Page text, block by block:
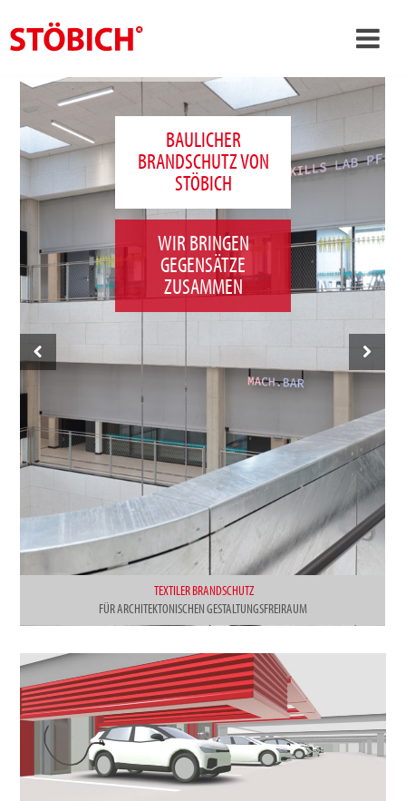
›
DE
Über uns
›
Lösungen
Referenzen
›
News
Jobs
Kontakt
TEXTILER BRANDSCHUTZ
BAULICHER
BRANDSCHUTZ VON
STÖBICH
FÜR ARCHITEKTONISCHEN GESTALTUNGSFREIRAUM
WIR BRINGEN
GEGENSÄTZE
ZUSAMMEN